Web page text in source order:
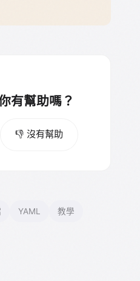
有幫助嗎？
👎 沒有幫助
YAML 教學